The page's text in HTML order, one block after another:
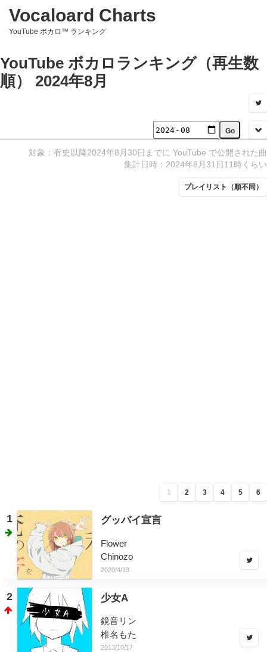
Vocaloard Charts
YouTube ボカロ™ ランキング
YouTube ボカロランキング（再生数
順） 2024年8月
対象：有史以降2024年8月30日までに YouTube で公開された曲
集計日時：2024年8月31日11時くらい
プレイリスト（順不同）
1 2 3 4 5 6
1 グッバイ宣言
Flower
Chinozo
2020/4/13
2 少女A
鏡音リン
椎名もた
2013/10/17